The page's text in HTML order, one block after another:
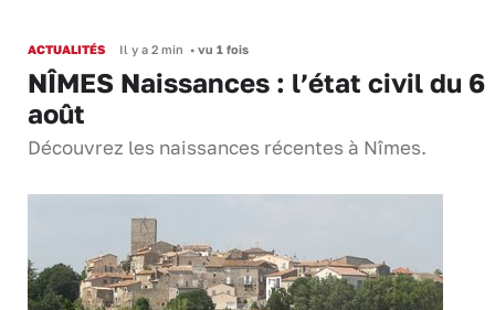
ACTUALITÉS Il y a 2 min • vu 1 fois
NÎMES Naissances : l’état civil du 6
août
Découvrez les naissances récentes à Nîmes.